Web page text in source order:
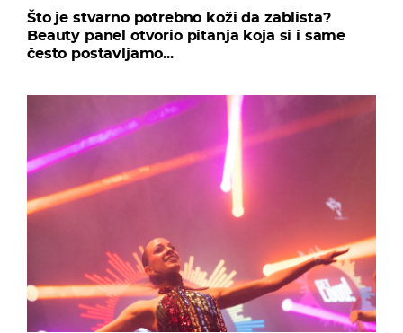
Što je stvarno potrebno koži da zablista?
Beauty panel otvorio pitanja koja si i same
često postavljamo...